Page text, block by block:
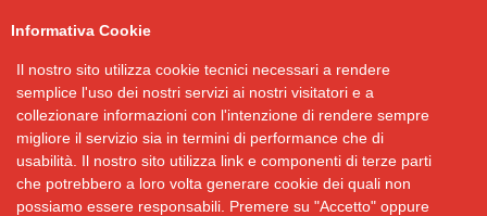
Informativa Cookie
Il nostro sito utilizza cookie tecnici necessari a rendere
semplice l'uso dei nostri servizi ai nostri visitatori e a
collezionare informazioni con l'intenzione di rendere sempre
migliore il servizio sia in termini di performance che di
usabilità. Il nostro sito utilizza link e componenti di terze parti
che potrebbero a loro volta generare cookie dei quali non
possiamo essere responsabili. Premere su "Accetto" oppure